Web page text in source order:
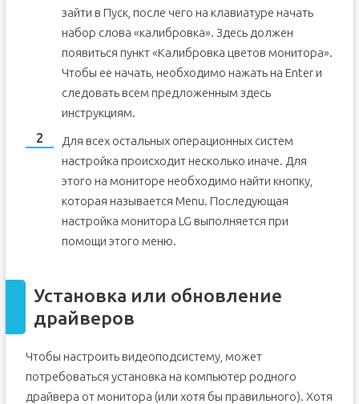
зайти в Пуск, после чего на клавиатуре начать
набор слова «калибровка». Здесь должен
появиться пункт «Калибровка цветов монитора».
Чтобы ее начать, необходимо нажать на Enter и
следовать всем предложенным здесь
инструкциям.
Для всех остальных операционных систем
настройка происходит несколько иначе. Для
этого на мониторе необходимо найти кнопку,
которая называется Menu. Последующая
настройка монитора LG выполняется при
помощи этого меню.
Установка или обновление
драйверов
Чтобы настроить видеоподсистему, может
потребоваться установка на компьютер родного
драйвера от монитора (или хотя бы правильного). Хотя